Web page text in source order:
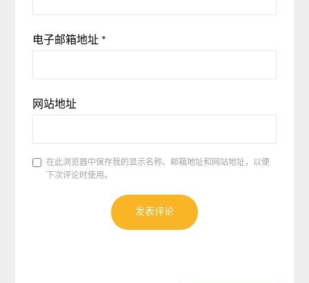
电子邮箱地址 *
网站地址
在此浏览器中保存我的显示名称、邮箱地址和网站地址，以便
下次评论时使用。